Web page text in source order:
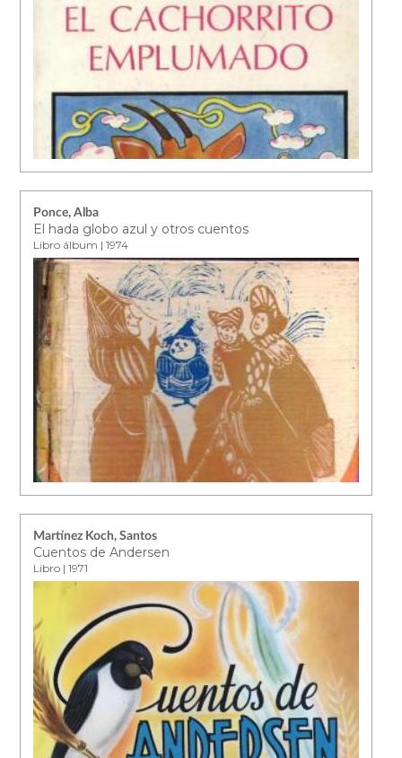
Ponce, Alba
El hada globo azul y otros cuentos
Libro álbum | 1974
Martínez Koch, Santos
Cuentos de Andersen
Libro | 1971